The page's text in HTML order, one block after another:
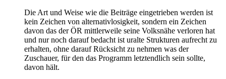
Die Art und Weise wie die Beiträge eingetrieben werden ist
kein Zeichen von alternativlosigkeit, sondern ein Zeichen
davon das der ÖR mittlerweile seine Volksnähe verloren hat
und nur noch darauf bedacht ist uralte Strukturen aufrecht zu
erhalten, ohne darauf Rücksicht zu nehmen was der
Zuschauer, für den das Programm letztendlich sein sollte,
davon hält.